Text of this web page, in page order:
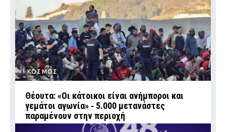
ΚΟΣΜΟΣ
Θέουτα: «Οι κάτοικοι είναι ανήμποροι και
γεμάτοι αγωνία» ‑ 5.000 μετανάστες
παραμένουν στην περιοχή